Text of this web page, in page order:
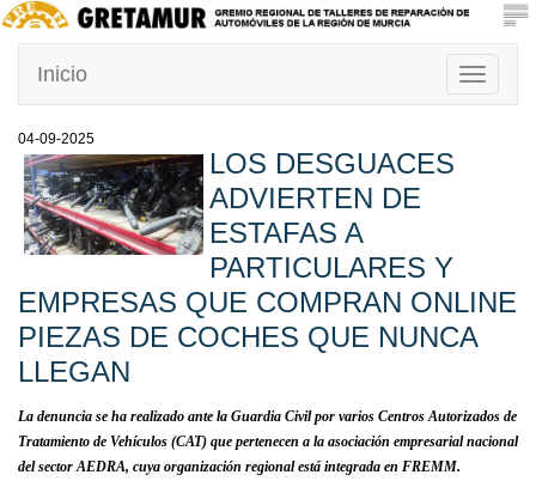
Toggle
Inicio
04-09-2025
LOS DESGUACES
ADVIERTEN DE
ESTAFAS A
PARTICULARES Y
EMPRESAS QUE COMPRAN ONLINE
PIEZAS DE COCHES QUE NUNCA
LLEGAN
La denuncia se ha realizado ante la Guardia Civil por varios Centros Autorizados de
Tratamiento de Vehículos (CAT) que pertenecen a la asociación empresarial nacional
del sector AEDRA, cuya organización regional está integrada en FREMM.